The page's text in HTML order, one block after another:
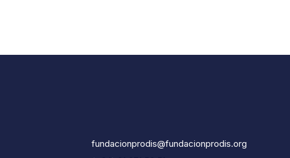
fundacionprodis@fundacionprodis.org